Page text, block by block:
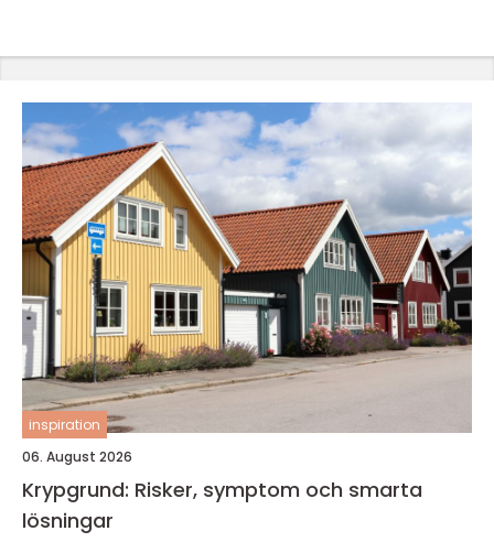
inspiration
06. August 2026
Krypgrund: Risker, symptom och smarta
lösningar